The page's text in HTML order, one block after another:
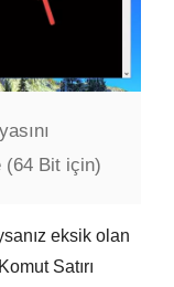
(64 Bit için)
eksik olan
Komut Satırı